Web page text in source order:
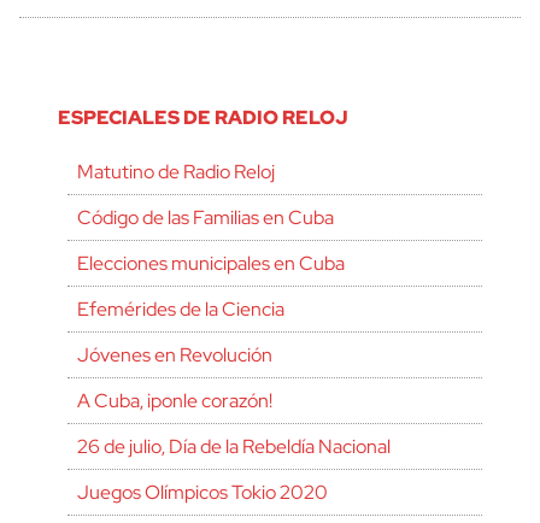
ESPECIALES DE RADIO RELOJ
Matutino de Radio Reloj
Código de las Familias en Cuba
Elecciones municipales en Cuba
Efemérides de la Ciencia
Jóvenes en Revolución
A Cuba, ¡ponle corazón!
26 de julio, Día de la Rebeldía Nacional
Juegos Olímpicos Tokio 2020